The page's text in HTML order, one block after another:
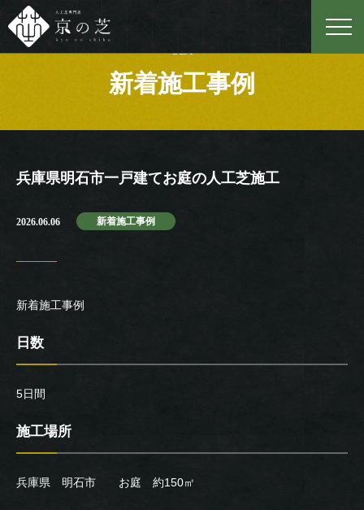
Case
新着施工事例
兵庫県明石市一戸建てお庭の人工芝施工
2026.06.06 新着施工事例
新着施工事例
日数
5日間
施工場所
兵庫県 明石市 お庭 約150㎡